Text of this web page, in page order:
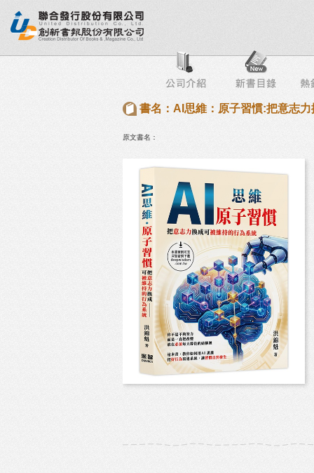
榜 出版社專區 書店專區 目錄下載 會員服務
書名：AI思維：原子習慣:把意志
原文書名：